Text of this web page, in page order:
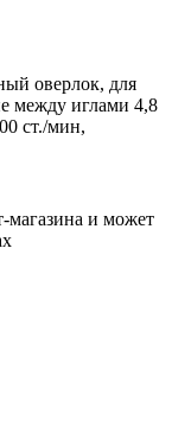
оверлок, для
между иглами 4,8
ст./мин,
магазина и может